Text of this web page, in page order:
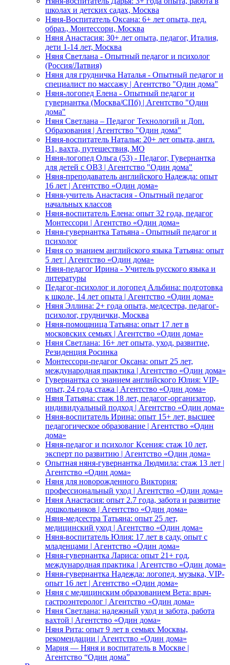
школах и детских садах, Москва
Няня-Воспитатель Оксана: 6+ лет опыта, пед.
образ., Монтессори, Москва
Няня Анастасия: 30+ лет опыта, педагог, Италия,
дети 1-14 лет, Москва
Няня Светлана - Опытный педагог и психолог
(Россия/Латвия)
Няня для грудничка Наталья - Опытный педагог и
специалист по массажу | Агентство "Один дома"
Няня-логопед Елена - Опытный педагог и
гувернантка (Москва/СПб) | Агентство "Один
дома"
Няня Светлана – Педагог Технологий и Доп.
Образования | Агентство "Один дома"
Няня-воспитатель Наталья: 20+ лет опыта, англ.
B1, вахта, путешествия, МО
Няня-логопед Ольга (53) - Педагог, Гувернантка
для детей с ОВЗ | Агентство "Один дома"
Няня-преподаватель английского Надежда: опыт
16 лет | Агентство «Один дома»
Няня-учитель Анастасия - Опытный педагог
начальных классов
Няня-воспитатель Елена: опыт 32 года, педагог
Монтессори | Агентство «Один дома»
Няня-гувернантка Татьяна - Опытный педагог и
психолог
Няня со знанием английского языка Татьяна: опыт
5 лет | Агентство «Один дома»
Няня-педагог Ирина - Учитель русского языка и
литературы
Педагог-психолог и логопед Альбина: подготовка
к школе, 14 лет опыта | Агентство «Один дома»
Няня Эллина: 2+ года опыта, медсестра, педагог-
психолог, груднички, Москва
Няня-помощница Татьяна: опыт 17 лет в
московских семьях | Агентство «Один дома»
Няня Светлана: 16+ лет опыта, уход, развитие,
Резиденция Росинка
Монтессори-педагог Оксана: опыт 25 лет,
международная практика | Агентство «Один дома»
Гувернантка со знанием английского Юлия: VIP-
опыт, 24 года стажа | Агентство «Один дома»
Няня Татьяна: стаж 18 лет, педагог-организатор,
индивидуальный подход | Агентство «Один дома»
Няня-воспитатель Ирина: опыт 15+ лет, высшее
педагогическое образование | Агентство «Один
дома»
Няня-педагог и психолог Ксения: стаж 10 лет,
эксперт по развитию | Агентство «Один дома»
Опытная няня-гувернантка Людмила: стаж 13 лет |
Агентство «Один дома»
Няня для новорожденного Виктория:
профессиональный уход | Агентство «Один дома»
Няня Анастасия: опыт 2.7 года, забота и развитие
дошкольников | Агентство «Один дома»
Няня-медсестра Татьяна: опыт 25 лет,
медицинский уход | Агентство «Один дома»
Няня-воспитатель Юлия: 17 лет в саду, опыт с
младенцами | Агентство «Один дома»
Няня-гувернантка Лариса: опыт 21+ год,
международная практика | Агентство «Один дома»
Няня-гувернантка Надежда: логопед, музыка, VIP-
опыт 16 лет | Агентство «Один дома»
Няня с медицинским образованием Вета: врач-
гастроэнтеролог | Агентство «Один дома»
Няня Светлана: надежный уход и забота, работа
вахтой | Агентство «Один дома»
Няня Рита: опыт 9 лет в семьях Москвы,
рекомендации | Агентство «Один дома»
Мария — Няня и воспитатель в Москве |
Агентство “Один дома”